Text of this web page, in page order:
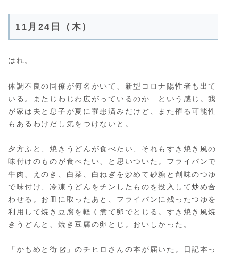
11月24日（木）
はれ。
体調不良の同僚が何名かいて、新型コロナ陽性者も出て
いる。またじわじわ広がっているのか…という感じ。我
が家は夫と息子が夏に罹患済みだけど、また罹る可能性
もあるわけだし気をつけないと。
夕方ふと、焼きうどんが食べたい、それもすき焼き風の
味付けのものが食べたい、と思いついた。フライパンで
牛肉、えのき、白菜、白ねぎを炒めて砂糖と創味のつゆ
で味付け、冷凍うどんをチンしたものを投入して炒め合
わせる。お皿に取ったあと、フライパンに残ったつゆを
利用して焼き豆腐を軽く煮て卵でとじる。すき焼き風焼
きうどんと、焼き豆腐の卵とじ。おいしかった。
「 かもめと街
」のチヒロさんの本が届いた。日記本っ